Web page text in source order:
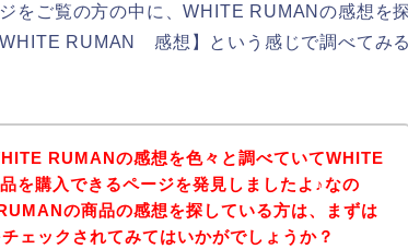
をご覧の方の中に、WHITE RUMANの感想を
RUMAN 感想】という感じで調べてみ
RUMANの感想を色々と調べていてWHITE
を購入できるページを発見しましたよ♪なの
の商品の感想を探している方は、まずは
ェックされてみてはいかがでしょうか？